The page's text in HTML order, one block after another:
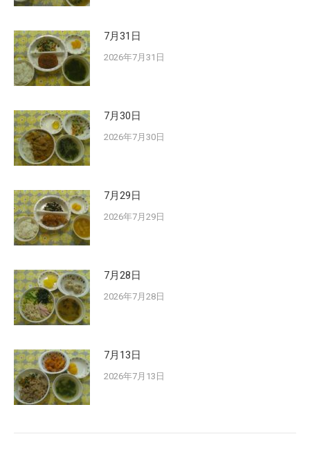
7月31日
2026年7月31日
7月30日
2026年7月30日
7月29日
2026年7月29日
7月28日
2026年7月28日
7月13日
2026年7月13日